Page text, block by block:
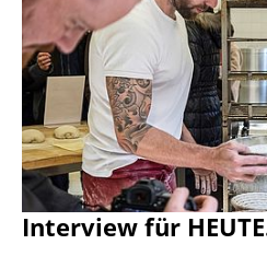
Interview für